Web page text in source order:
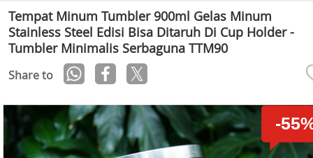
Tempat Minum Tumbler 900ml Gelas Minum
Stainless Steel Edisi Bisa Ditaruh Di Cup Holder -
Tumbler Minimalis Serbaguna TTM90
Share to
-